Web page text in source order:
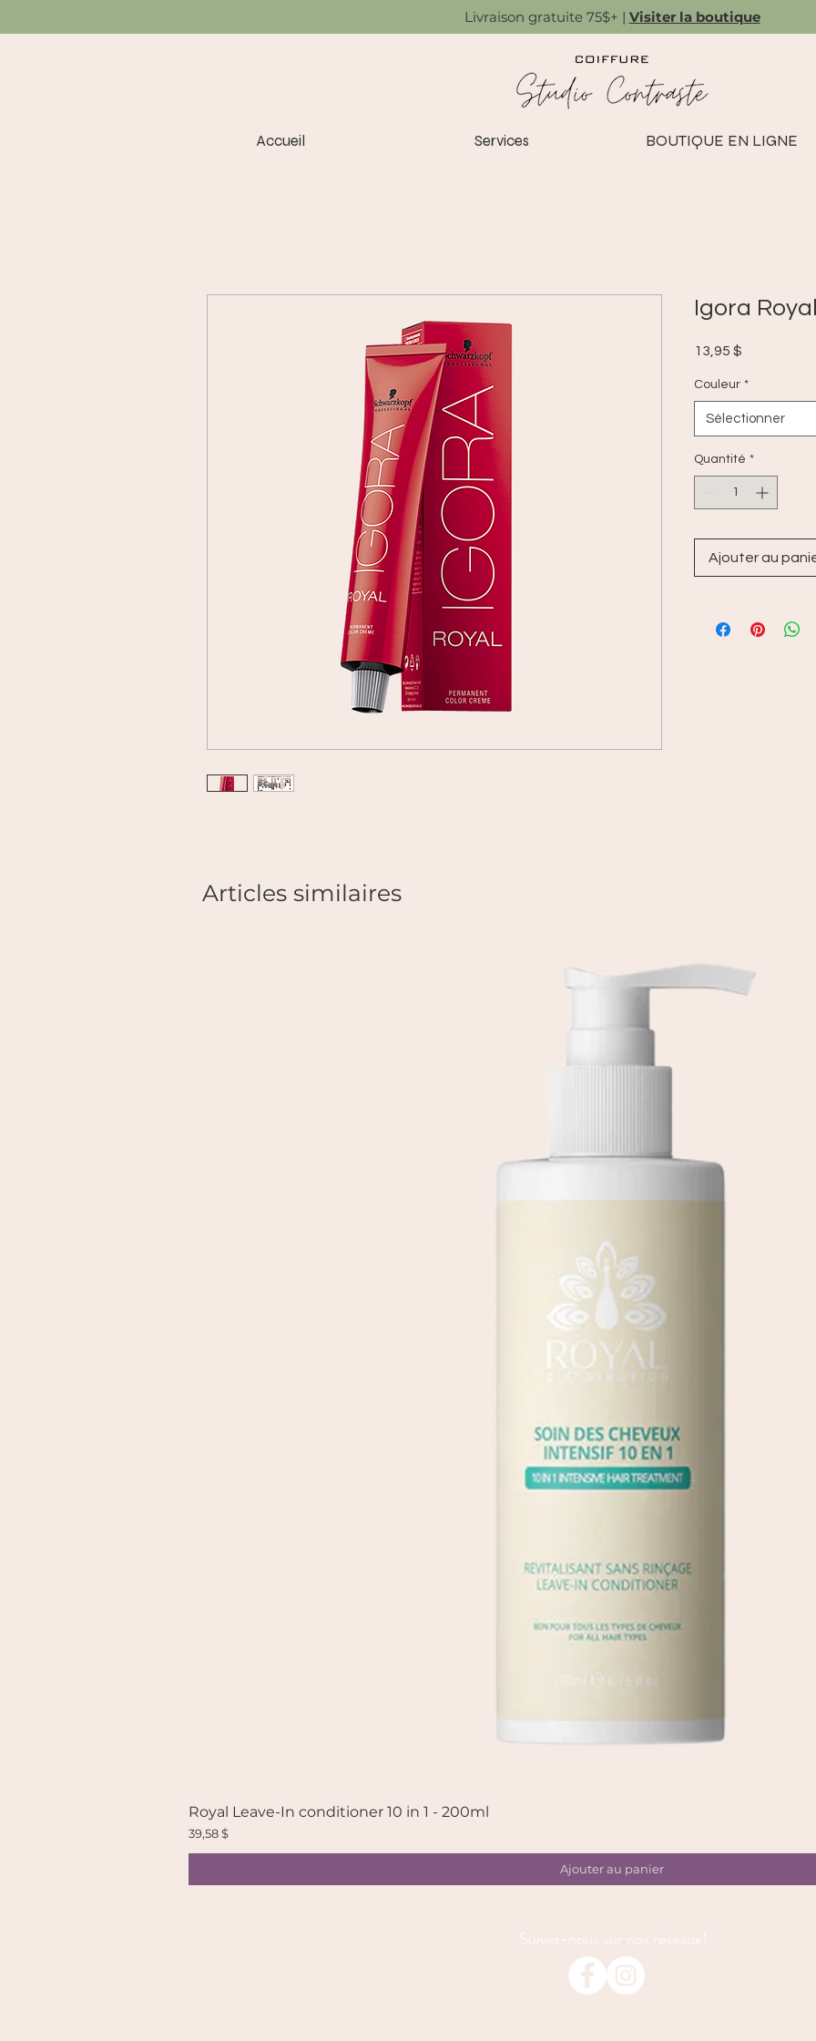
Livraison gratuite 75$+ | Visiter la boutique
Accueil Services BOUTIQUE EN LIGNE
Igora
13,95 $
Couleur *
Sélectionner
Quantité *
Ajouter au
Articles similaires
Royal Leave-In conditioner 10 in 1 - 200ml
Prix
39,58 $
Ajouter au panier
Suivez-nous sur nos réseaux!